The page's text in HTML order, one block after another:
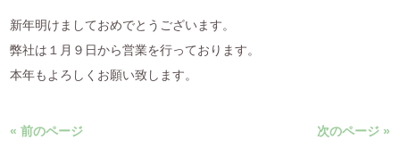
新年明けましておめでとうございます。
弊社は１月９日から営業を行っております。
本年もよろしくお願い致します。
« 前のページ 次のページ »